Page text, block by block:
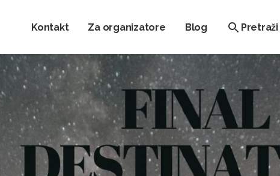
Kontakt Za organizatore Blog Pretraži